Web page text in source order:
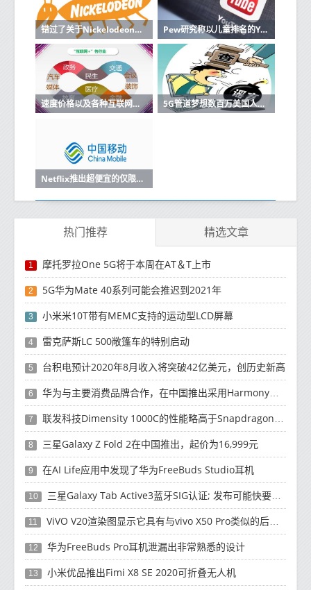
错过了关于Nickelodeon的电影那么所有旧角色都将与原声音演员一起回归 Pew研究称以儿童排名的YouTube视频排名最高
速度价格以及各种互联网服务的优缺点 5G管道梦想数百万美国人仍然缺乏宽带
Netflix推出超便宜的仅限移动订阅
热门推荐 精选文章
1 摩托罗拉One 5G将于本周在AT＆T上市
2 5G华为Mate 40系列可能会推迟到2021年
3 小米米10T带有MEMC支持的运动型LCD屏幕
4 雷克萨斯LC 500敞篷车的特别启动
5 台积电预计2020年8月收入将突破42亿美元，创历史新高
6 华为与主要消费品牌合作，在中国推出采用HarmonyOS 2.0的智能家居产品
7 联发科技Dimensity 1000C的性能略高于Snapdragon 765G
8 三星Galaxy Z Fold 2在中国推出，起价为16,999元
9 在AI Life应用中发现了华为FreeBuds Studio耳机
10 三星Galaxy Tab Active3蓝牙SIG认证; 发布可能快要结束了
11 ViVO V20渲染图显示它具有与vivo X50 Pro类似的后部设计
12 华为FreeBuds Pro耳机泄漏出非常熟悉的设计
13 小米优品推出Fimi X8 SE 2020可折叠无人机